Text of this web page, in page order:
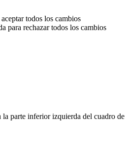
todos los cambios
para rechazar todos los cambios
parte inferior izquierda del cuadro